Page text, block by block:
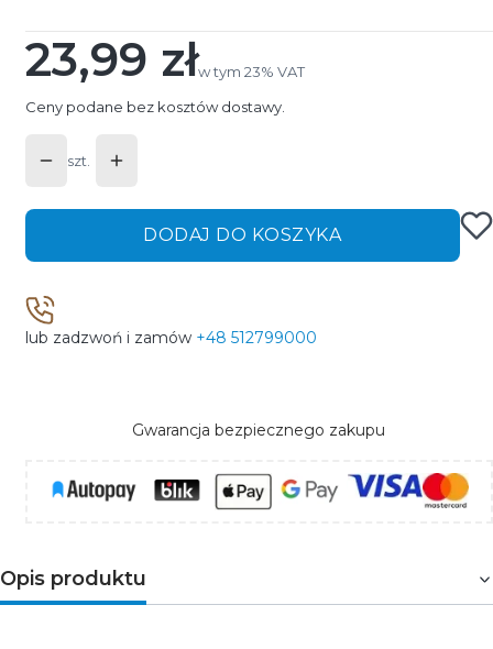
Cena
23,99 złw tym 23% VAT
w tym 23% VAT
Ceny podane bez kosztów dostawy.
szt.
DODAJ DO KOSZYKA
lub zadzwoń i zamów +48 512799000
Gwarancja bezpiecznego zakupu
Opis produktu